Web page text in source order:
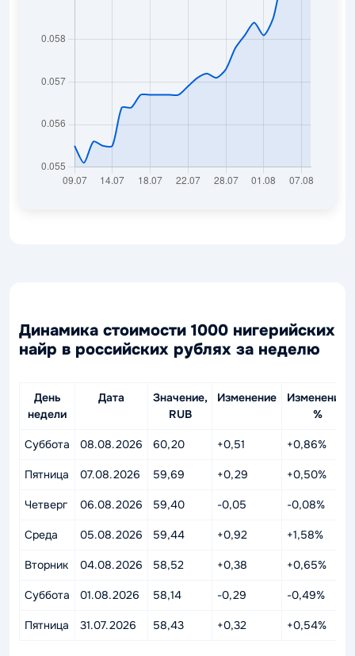
Динамика стоимости 1000 нигерийских
найр в российских рублях за неделю
День
недели
Дата
Значение,
RUB
Изменение
Изменение,
%
Суббота 08.08.2026 60,20 +0,51 +0,86%
Пятница 07.08.2026 59,69 +0,29 +0,50%
Четверг 06.08.2026 59,40 -0,05 -0,08%
Среда 05.08.2026 59,44 +0,92 +1,58%
Вторник 04.08.2026 58,52 +0,38 +0,65%
Суббота 01.08.2026 58,14 -0,29 -0,49%
Пятница 31.07.2026 58,43 +0,32 +0,54%